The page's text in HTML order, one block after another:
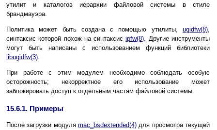
утилит и каталогов иерархии файловой системы в стиле
брандмауэра.
Политика может быть создана с помощью утилиты, ugidfw(8),
синтаксис которой похож на синтаксисipfw(8). Другие инструменты
могут быть написаны с использованием функций библиотеки
libugidfw(3).
При работе с этим модулем необходимо соблюдать особую
осторожность; некорректное его использование может
заблокировать доступ к отдельным частям файловой системы.
15.6.1. Примеры
После загрузки модуля mac_bsdextended(4) для просмотра текущей